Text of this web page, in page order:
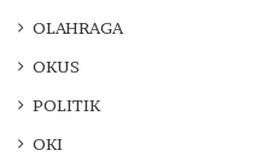
OLAHRAGA
OKUS
POLITIK
OKI